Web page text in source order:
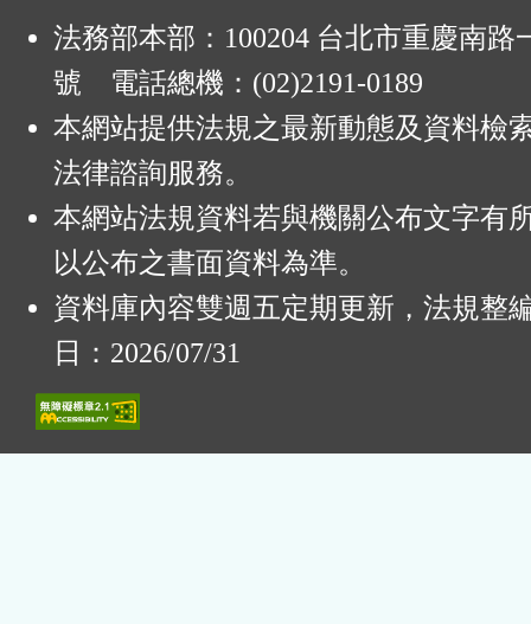
法務部本部：100204 台北市重慶南路
號 電話總機：(02)2191-0189
本網站提供法規之最新動態及資料檢
法律諮詢服務。
本網站法規資料若與機關公布文字有
以公布之書面資料為準。
資料庫內容雙週五定期更新，法規整
日：2026/07/31